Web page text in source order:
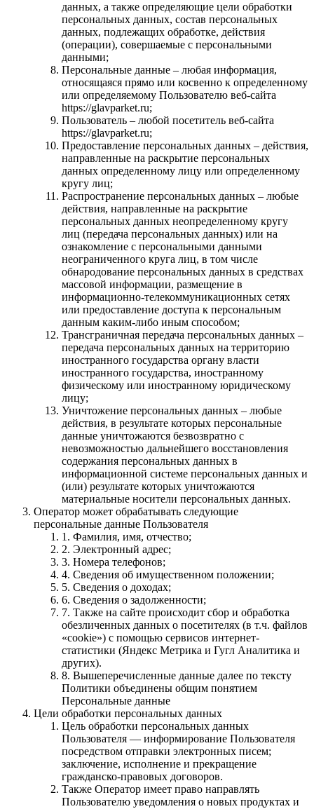
данных, а также определяющие цели обработки
персональных данных, состав персональных
данных, подлежащих обработке, действия
(операции), совершаемые с персональными
данными;
Персональные данные – любая информация,
относящаяся прямо или косвенно к определенному
или определяемому Пользователю веб-сайта
https://glavparket.ru;
Пользователь – любой посетитель веб-сайта
https://glavparket.ru;
Предоставление персональных данных – действия,
направленные на раскрытие персональных
данных определенному лицу или определенному
кругу лиц;
Распространение персональных данных – любые
действия, направленные на раскрытие
персональных данных неопределенному кругу
лиц (передача персональных данных) или на
ознакомление с персональными данными
неограниченного круга лиц, в том числе
обнародование персональных данных в средствах
массовой информации, размещение в
информационно-телекоммуникационных сетях
или предоставление доступа к персональным
данным каким-либо иным способом;
Трансграничная передача персональных данных –
передача персональных данных на территорию
иностранного государства органу власти
иностранного государства, иностранному
физическому или иностранному юридическому
лицу;
Уничтожение персональных данных – любые
действия, в результате которых персональные
данные уничтожаются безвозвратно с
невозможностью дальнейшего восстановления
содержания персональных данных в
информационной системе персональных данных и
(или) результате которых уничтожаются
материальные носители персональных данных.
Оператор может обрабатывать следующие
персональные данные Пользователя
1. Фамилия, имя, отчество;
2. Электронный адрес;
3. Номера телефонов;
4. Сведения об имущественном положении;
5. Cведения о доходах;
6. Сведения о задолженности;
7. Также на сайте происходит сбор и обработка
обезличенных данных о посетителях (в т.ч. файлов
«cookie») с помощью сервисов интернет-
статистики (Яндекс Метрика и Гугл Аналитика и
других).
8. Вышеперечисленные данные далее по тексту
Политики объединены общим понятием
Персональные данные
Цели обработки персональных данных
Цель обработки персональных данных
Пользователя — информирование Пользователя
посредством отправки электронных писем;
заключение, исполнение и прекращение
гражданско-правовых договоров.
Также Оператор имеет право направлять
Пользователю уведомления о новых продуктах и